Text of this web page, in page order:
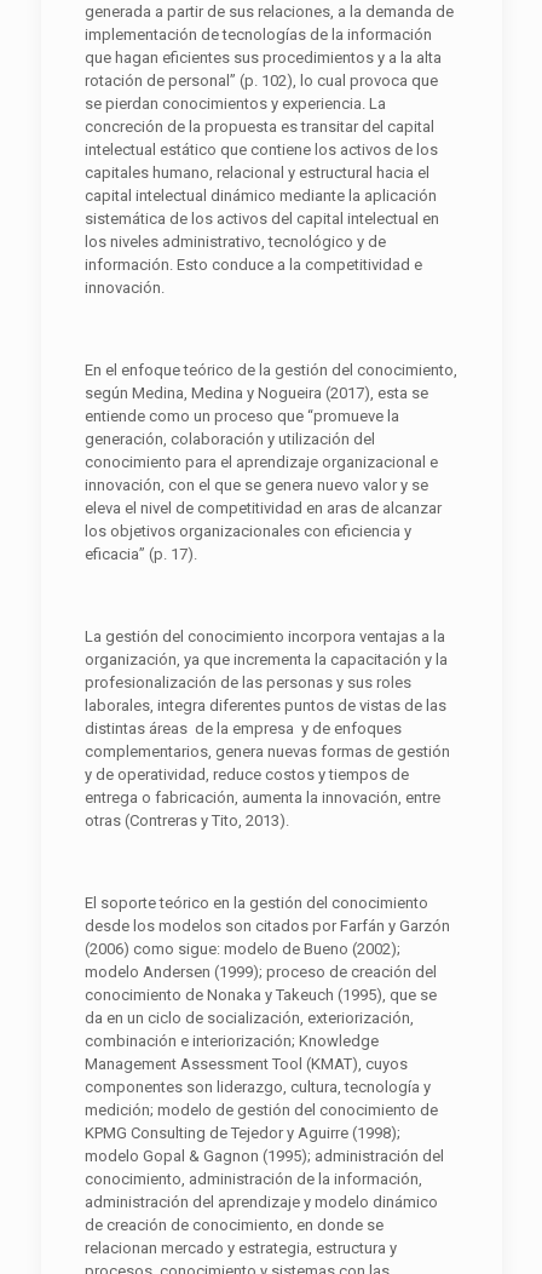
generada a partir de sus relaciones, a la demanda de
implementación de tecnologías de la información
que hagan eficientes sus procedimientos y a la alta
rotación de personal” (p. 102), lo cual provoca que
se pierdan conocimientos y experiencia. La
concreción de la propuesta es transitar del capital
intelectual estático que contiene los activos de los
capitales humano, relacional y estructural hacia el
capital intelectual dinámico mediante la aplicación
sistemática de los activos del capital intelectual en
los niveles administrativo, tecnológico y de
información. Esto conduce a la competitividad e
innovación.
En el enfoque teórico de la gestión del conocimiento,
según Medina, Medina y Nogueira (2017), esta se
entiende como un proceso que “promueve la
generación, colaboración y utilización del
conocimiento para el aprendizaje organizacional e
innovación, con el que se genera nuevo valor y se
eleva el nivel de competitividad en aras de alcanzar
los objetivos organizacionales con eficiencia y
eficacia” (p. 17).
La gestión del conocimiento incorpora ventajas a la
organización, ya que incrementa la capacitación y la
profesionalización de las personas y sus roles
laborales, integra diferentes puntos de vistas de las
distintas áreas de la empresa y de enfoques
complementarios, genera nuevas formas de gestión
y de operatividad, reduce costos y tiempos de
entrega o fabricación, aumenta la innovación, entre
otras (Contreras y Tito, 2013).
El soporte teórico en la gestión del conocimiento
desde los modelos son citados por Farfán y Garzón
(2006) como sigue: modelo de Bueno (2002);
modelo Andersen (1999); proceso de creación del
conocimiento de Nonaka y Takeuch (1995), que se
da en un ciclo de socialización, exteriorización,
combinación e interiorización; Knowledge
Management Assessment Tool (KMAT), cuyos
componentes son liderazgo, cultura, tecnología y
medición; modelo de gestión del conocimiento de
KPMG Consulting de Tejedor y Aguirre (1998);
modelo Gopal & Gagnon (1995); administración del
conocimiento, administración de la información,
administración del aprendizaje y modelo dinámico
de creación de conocimiento, en donde se
relacionan mercado y estrategia, estructura y
procesos, conocimiento y sistemas con las